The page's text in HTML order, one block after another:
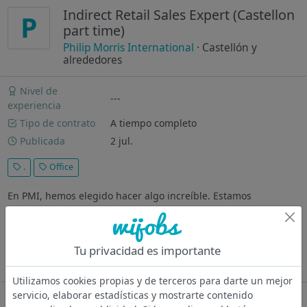
P
Indirect Retail Sales Expert (Castellon
part time)
Philip Morris International · Castellón y
alrededores
Nivel de
experiencia
---
Tipo de contrato
A tiempo completo
Publicada
2 jul.
. Office
En PMI, hemos elegido hacer algo increíble. Estamos
transformando totalmente nuestro negocio y construyendo
nuestro futuro con productos libres de humo. Con un gran
cambio, viene una gran oportunidad. Por lo tanto, donde sea
que te incorpores...
Ver más
Oferta desactivada
Tu privacidad es importante
Utilizamos cookies propias y de terceros para darte un mejor
servicio, elaborar estadísticas y mostrarte contenido